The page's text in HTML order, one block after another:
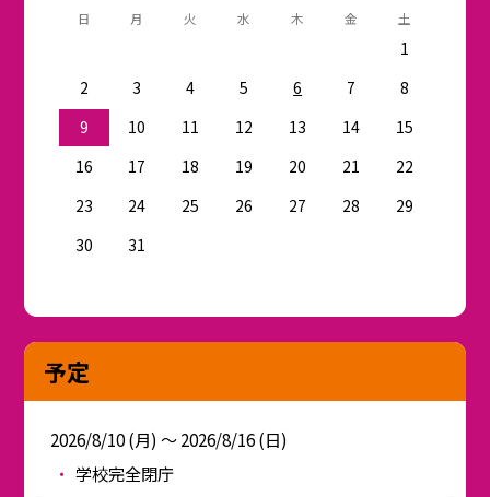
日 月 火 水 木 金 土
1
2
3 4 5 6 7
8
9
10 11 12 13 14
15
16
17 18 19 20 21
22
23
24 25 26 27 28
29
30
31
予定
2026/8/10 (月) ～ 2026/8/16 (日)
学校完全閉庁